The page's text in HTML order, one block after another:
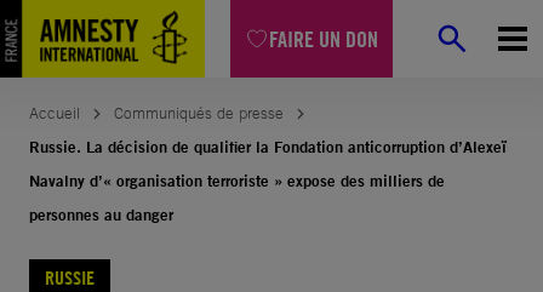
FAIRE UN DON
Aller
au
contenu
Accueil
Communiqués de presse
Russie. La décision de qualifier la Fondation anticorruption d’Alexeï
Navalny d’« organisation terroriste » expose des milliers de
personnes au danger
RUSSIE